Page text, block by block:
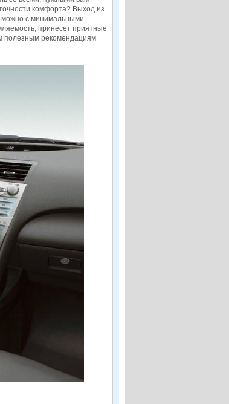
комфорта? Выход из
можно с минимальными
принесет приятные
полезным рекомендациям